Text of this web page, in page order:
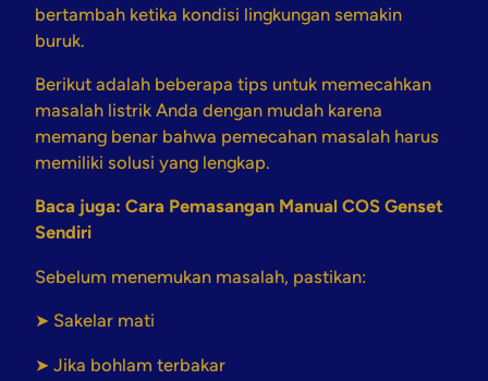
bertambah ketika kondisi lingkungan semakin
buruk.
Berikut adalah beberapa tips untuk memecahkan
masalah listrik Anda dengan mudah karena
memang benar bahwa pemecahan masalah harus
memiliki solusi yang lengkap.
Baca juga: Cara Pemasangan Manual COS Genset
Sendiri
Sebelum menemukan masalah, pastikan:
➤ Sakelar mati
➤ Jika bohlam terbakar